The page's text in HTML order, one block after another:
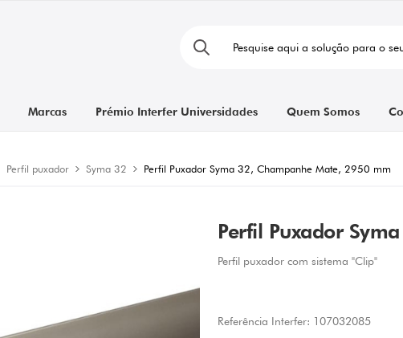
Marcas Prémio Interfer Universidades Quem Somos
Perfil puxador Syma 32 Perfil Puxador Syma 32, Champanhe Mate, 2950 mm
Perfil Puxador
Perfil puxador com sistema "Clip"
Referência Interfer: 107032085